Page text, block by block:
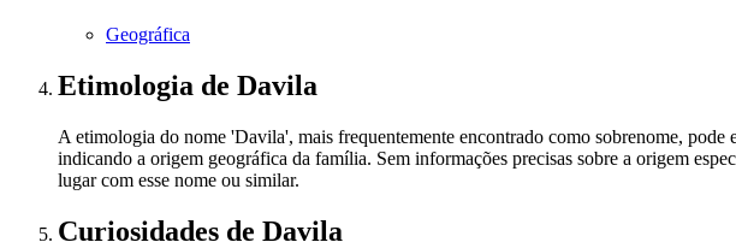
Geográfica
Etimologia de Davila
A etimologia do nome 'Davila', mais frequentemente encontrado como sobrenome,
indicando a origem geográfica da família. Sem informações precisas sobre a origem
lugar com esse nome ou similar.
Curiosidades de Davila